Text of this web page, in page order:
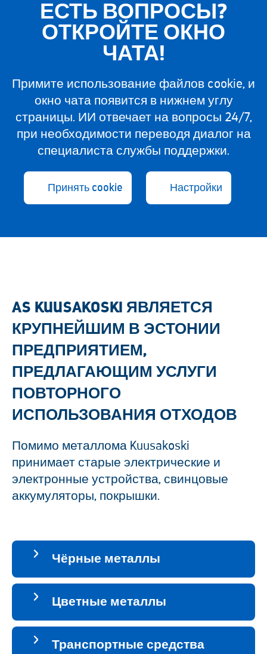
ЕСТЬ ВОПРОСЫ?
ОТКРОЙТЕ ОКНО
ЧАТА!
Примите использование файлов cookie, и
окно чата появится в нижнем углу
страницы. ИИ отвечает на вопросы 24/7,
при необходимости переводя диалог на
специалиста службы поддержки.
Принять cookie Настройки
AS KUUSAKOSKI ЯВЛЯЕТСЯ
КРУПНЕЙШИМ В ЭСТОНИИ
ПРЕДПРИЯТИЕМ,
ПРЕДЛАГАЮЩИМ УСЛУГИ
ПОВТОРНОГО
ИСПОЛЬЗОВАНИЯ ОТХОДОВ
Помимо металлома Kuusakoski
принимает старые электрические и
электронные устройства, свинцовые
аккумуляторы, покрышки.
Чёрные металлы
Цветные металлы
Транспортные средства